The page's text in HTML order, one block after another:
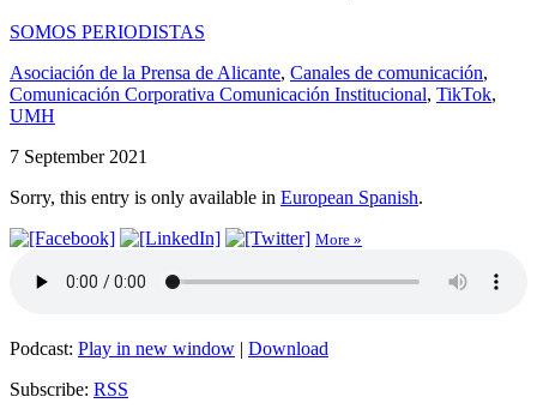
SOMOS PERIODISTAS
Asociación de la Prensa de Alicante, Canales de comunicación,
Comunicación Corporativa Comunicación Institucional, TikTok,
UMH
7 September 2021
Sorry, this entry is only available in European Spanish.
More »
Podcast: Play in new window | Download
Subscribe: RSS